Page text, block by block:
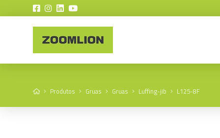
HomeProdutos Gruas Gruas Luffing-jib L125-8F